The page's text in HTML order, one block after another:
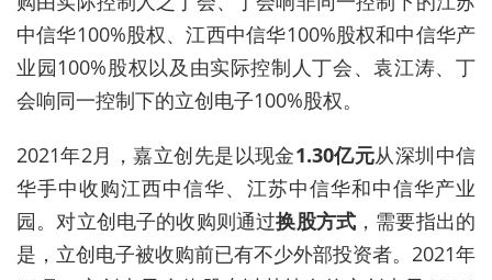
中信华100%股权、江西中信华100%股权和中信华产
业园100%股权以及由实际控制人丁会、袁江涛、丁
会响同一控制下的立创电子100%股权。
2021年2月，嘉立创先是以现金1.30亿元从深圳中信
华手中收购江西中信华、江苏中信华和中信华产业
园。对立创电子的收购则通过换股方式 ，需要指出的
是，立创电子被收购前已有不少外部投资者。2021年